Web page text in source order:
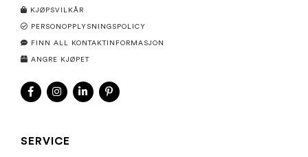
KJØPSVILKÅR
PERSONOPPLYSNINGSPOLICY
FINN ALL KONTAKTINFORMASJON
ANGRE KJØPET
SERVICE